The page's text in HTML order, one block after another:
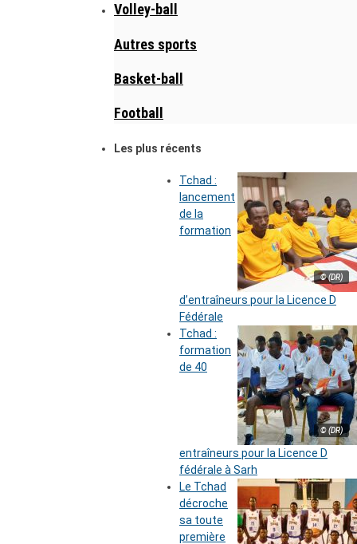
Volley-ball
Autres sports
Basket-ball
Football
Les plus récents
© (DR)
Tchad :
lancement
de la
formation
d’entraîneurs pour la Licence D
Fédérale
© (DR)
Tchad :
formation
de 40
entraîneurs pour la Licence D
fédérale à Sarh
Le Tchad
décroche
sa toute
première